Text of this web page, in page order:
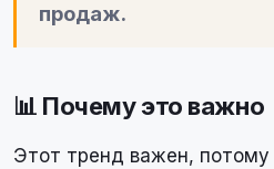
продаж.
📊 Почему это важно
Этот тренд важен, потому